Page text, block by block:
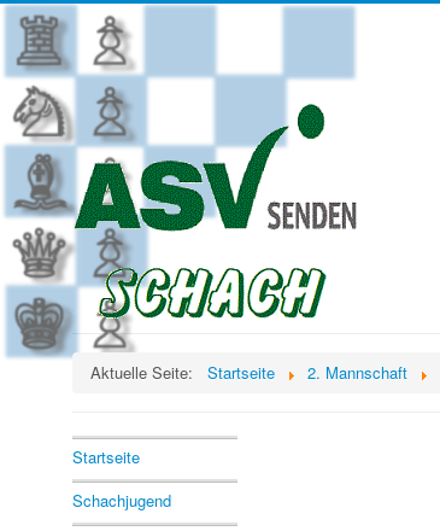
Aktuelle Seite: Startseite 2. Mannschaft
Startseite
Schachjugend